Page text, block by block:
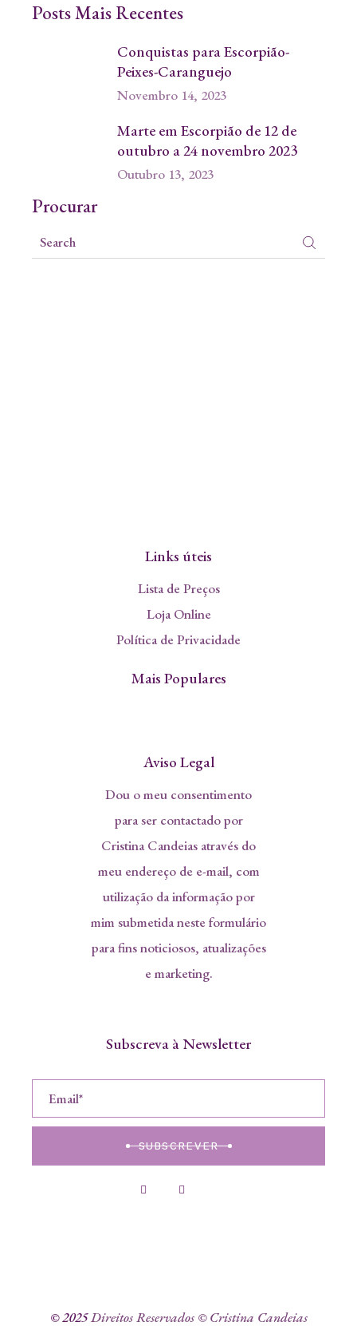
Posts Mais Recentes
Conquistas para Escorpião-
Peixes-Caranguejo
Novembro 14, 2023
Marte em Escorpião de 12 de
outubro a 24 novembro 2023
Outubro 13, 2023
Procurar
Links úteis
Lista de Preços
Loja Online
Política de Privacidade
Mais Populares
Aviso Legal
Dou o meu consentimento
para ser contactado por
Cristina Candeias através do
meu endereço de e-mail, com
utilização da informação por
mim submetida neste formulário
para fins noticiosos, atualizações
e marketing.
Subscreva à Newsletter
SUBSCREVER
© 2025Direitos Reservados © Cristina Candeias